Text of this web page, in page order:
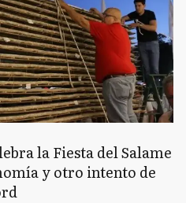
la Fiesta del Salame
y otro intento de